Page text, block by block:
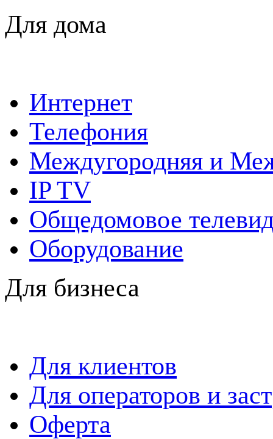
Для дома
Интернет
Телефония
Междугородняя и
IP TV
Общедомовое
Оборудование
Для бизнеса
Для клиентов
Для операторов и
Оферта